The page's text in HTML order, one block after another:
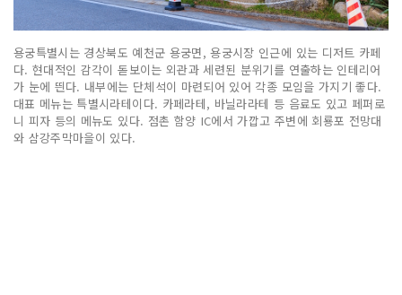
용궁특별시는 경상북도 예천군 용궁면, 용궁시장 인근에 있는 디저트 카페
다. 현대적인 감각이 돋보이는 외관과 세련된 분위기를 연출하는 인테리어
가 눈에 띈다. 내부에는 단체석이 마련되어 있어 각종 모임을 가지기 좋다.
대표 메뉴는 특별시라테이다. 카페라테, 바닐라라테 등 음료도 있고 페퍼로
니 피자 등의 메뉴도 있다. 점촌 함양 IC에서 가깝고 주변에 회룡포 전망대
와 삼강주막마을이 있다.